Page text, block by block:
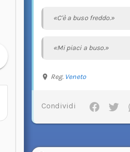
«C'è a buso freddo.»
«Mi piaci a buso.»
Reg. Veneto
Condividi